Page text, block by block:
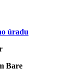
úradu
Bare